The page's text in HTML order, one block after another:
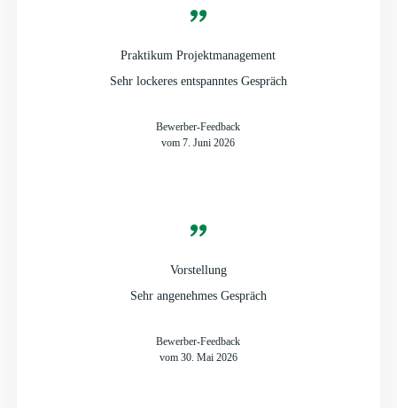
Praktikum Projektmanagement
Sehr lockeres entspanntes Gespräch
Bewerber-Feedback
vom 7. Juni 2026
Vorstellung
Sehr angenehmes Gespräch
Bewerber-Feedback
vom 30. Mai 2026